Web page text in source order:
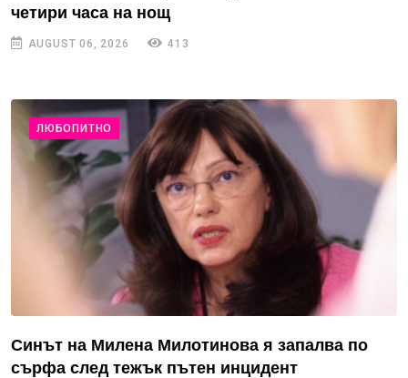
четири часа на нощ
AUGUST 06, 2026 413
ЛЮБОПИТНО
Синът на Милена Милотинова я запалва по
сърфа след тежък пътен инцидент